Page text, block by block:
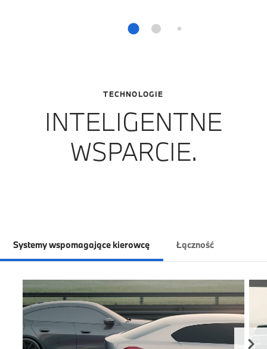
TECHNOLOGIE
INTELIGENTNE
WSPARCIE.
Systemy wspomagające kierowcę Łączność